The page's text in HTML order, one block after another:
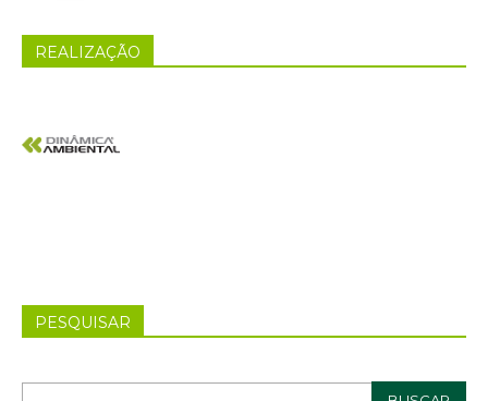
REALIZAÇÃO
PESQUISAR